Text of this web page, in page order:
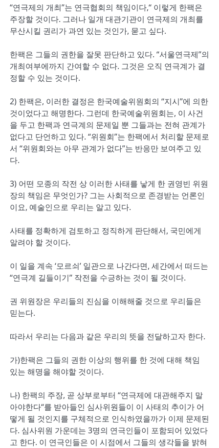
“연극제의 개최”는 연극협회의 책임이다,“ 이렇게 한팩은
주장할 것이다. 그러나 일개 대관기관이 연극제의 개최를
무산시킬 권리가 과연 있는 것인가, 묻고 싶다.
한팩은 그들의 권한을 잘못 판단하고 있다. “서울연극제”의
개최여부에까지 간여할 수 없다. 그것은 오직 연극계가 결
정할 수 있는 것이다.
2) 한팩은, 이러한 결정은 한국예술위원회의 “지시”에 의한
것이었다고 해명한다. 그런데 한국예술위원회는, 이 사건
을 두고 한팩과 연극계의 문제일 뿐 그들과는 전혀 관계가
없다고 단언하고 있다. “위원회”는 한팩에서 처리할 문제로
서 “위원회와는 아무 관계가 없다”는 반응만 보여주고 있
다.
3) 어떤 모종의 작전 상 이러한 사태를 낳게 한 권영빈 위원
장의 책임은 무엇인가? 그는 사회적으로 존경받는 언론인
이요, 예술인으로 우리는 알고 있다.
사태를 정확하게 검토하고 정직하게 판단해서, 국민에게
알려야 할 것이다.
이 일을 계속 ‘모르쇠’ 일관으로 나간다면, 세간에서 떠드는
“연극계 길들이기” 작전을 수긍하는 것이 될 것이다.
권 위원장은 우리들의 진심을 이해해줄 것으로 우리들은
믿는다.
따라서 우리는 다음과 같은 우리의 뜻을 전달하고자 한다.
가)한팩은 그들의 권한 이상의 행위를 한 것에 대해 책임
있는 해명을 해야할 것이다.
나) 한팩의 주장, 곧 상부로부터 “연극제에 대관해주지 말
아야한다“를 받아들인 심사위원들이 이 사태의 추이가 어
떻게 될 것인지를 구체적으로 인식하였을까가 이제 문제된
다. 심사위원 가운데는 3명의 연극인들이 포함되어 있었다
고 한다. 이 연극인들은 이 시점에서 그들의 생각들을 밝혀